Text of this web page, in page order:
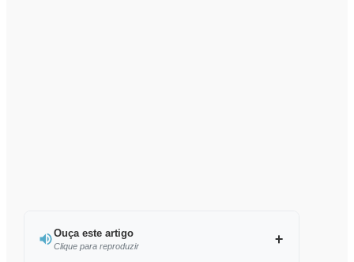
Ouça este artigo
Clique para reproduzir